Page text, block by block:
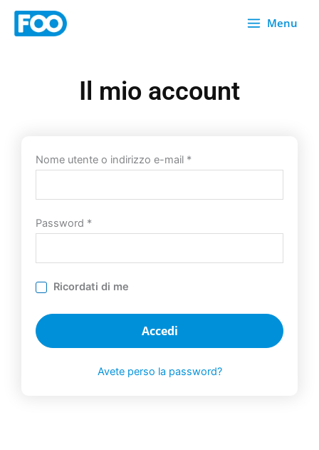
Menu
Il mio account
Nome utente o indirizzo e-mail *
Password *
Ricordati di me
Accedi
Avete perso la password?